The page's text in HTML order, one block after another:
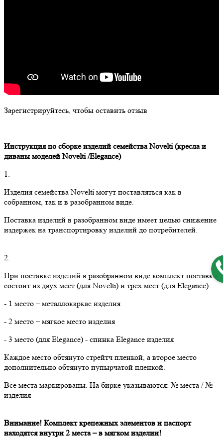
Зарегистрируйтесь, чтобы оставить отзыв
Инструкция по сборке изделий семействаNovelti(кресла и
диваны моделейNovelti/Elegance)
1.
Изделия семейства Novelti могут поставляться как в
собранном, так и в разобранном виде.
Поставка изделий в разобранном виде имеет целью снижение
издержек на транспортировку изделий до потребителей.
2.
При поставке изделий в разобранном виде комплект поставки
состоит из двух мест (для Novelti) и трех мест (для Elegance):
- 1 место – металлокаркас изделия
- 2 место – мягкое место изделия
- 3 место (для Elegance) - спинка Elegance изделия
Каждое место обтянуто стрейтч пленкой, а второе место
дополнительно обтянуто пупырчатой пленкой.
Все места маркированы. На бирке указываются: № места / №
изделия
Внимание! Комплект крепежных элементов и паспорт
находятся внутри 2 места – в мягком изделии!